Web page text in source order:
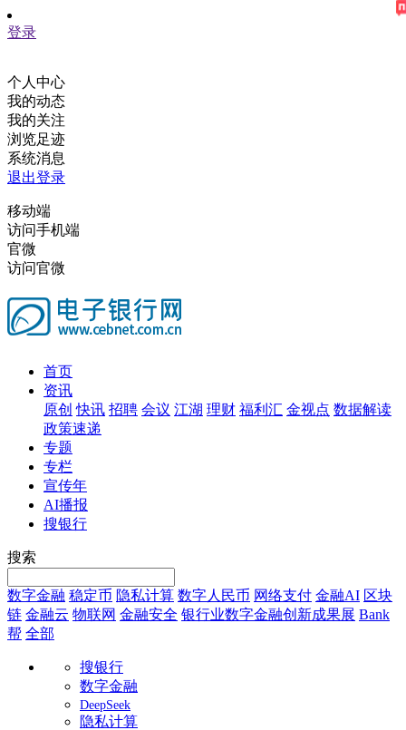
登录
个人中心
我的动态
我的关注
浏览足迹
系统消息
退出登录
移动端
访问手机端
官微
访问官微
首页
资讯
原创 快讯 招聘 会议 江湖 理财 福利汇 金视点 数据解读
政策速递
专题
专栏
宣传年
AI播报
搜银行
搜索
数字金融 稳定币 隐私计算 数字人民币 网络支付 金融AI 区块
链 金融云 物联网 金融安全 银行业数字金融创新成果展 Bank
帮 全部
搜银行
数字金融
DeepSeek
隐私计算